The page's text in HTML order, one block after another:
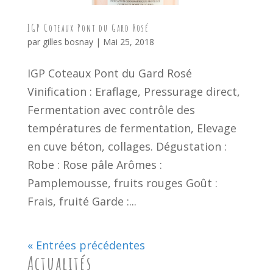
IGP Coteaux Pont du Gard Rosé
par gilles bosnay| Mai 25, 2018
IGP Coteaux Pont du Gard Rosé
Vinification : Eraflage, Pressurage direct,
Fermentation avec contrôle des
températures de fermentation, Elevage
en cuve béton, collages. Dégustation :
Robe : Rose pâle Arômes :
Pamplemousse, fruits rouges Goût :
Frais, fruité Garde :...
« Entrées précédentes
Actualités